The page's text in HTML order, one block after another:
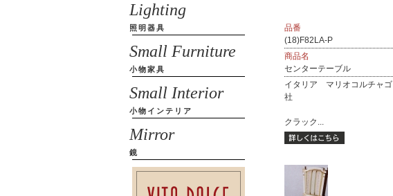
品番
(18)F82LA-P
商品名
センターテーブル
イタリア マリオコルチャゴ
社
クラック...
Lighting
照明器具
Small Furniture
小物家具
Small Interior
小物インテリア
Mirror
鏡